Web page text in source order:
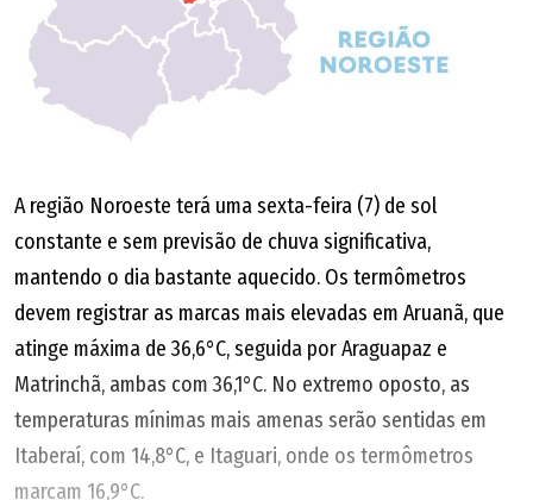
A região Noroeste terá uma sexta-feira (7) de sol
constante e sem previsão de chuva significativa,
mantendo o dia bastante aquecido. Os termômetros
devem registrar as marcas mais elevadas em Aruanã, que
atinge máxima de 36,6°C, seguida por Araguapaz e
Matrinchã, ambas com 36,1°C. No extremo oposto, as
temperaturas mínimas mais amenas serão sentidas em
Itaberaí, com 14,8°C, e Itaguari, onde os termômetros
marcam 16,9°C.